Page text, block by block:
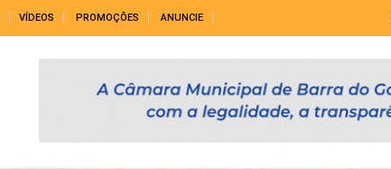
VÍDEOS PROMOÇÕES ANUNCIE